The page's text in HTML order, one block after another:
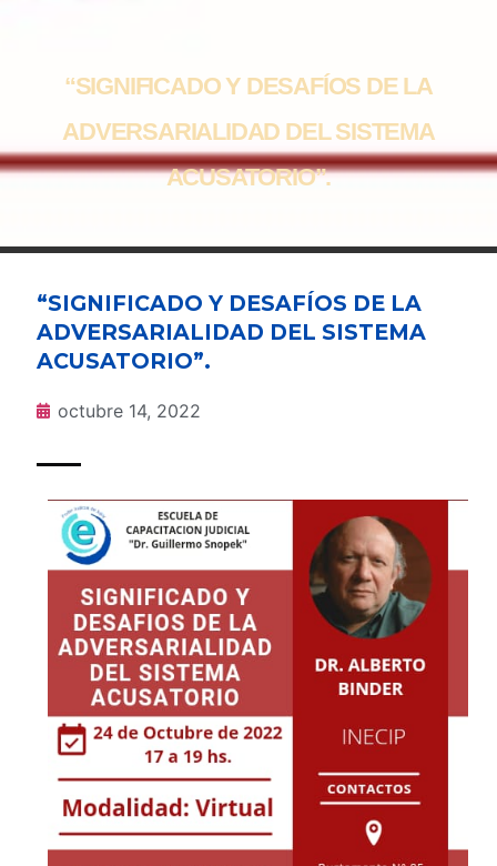
“SIGNIFICADO Y DESAFÍOS DE LA
ADVERSARIALIDAD DEL SISTEMA
ACUSATORIO”.
“SIGNIFICADO Y DESAFÍOS DE LA
ADVERSARIALIDAD DEL SISTEMA
ACUSATORIO”.
octubre 14, 2022